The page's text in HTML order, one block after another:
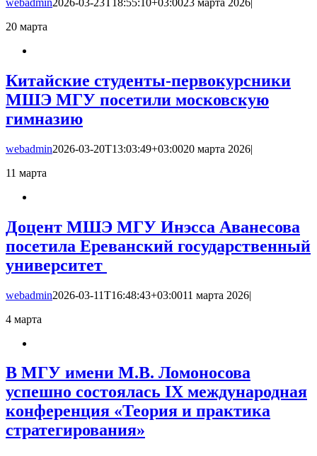
20 марта
Китайские студенты-первокурсники
МШЭ МГУ посетили московскую
гимназию
webadmin2026-03-20T13:03:49+03:0020 марта 2026|
11 марта
Доцент МШЭ МГУ Инэсса Аванесова
посетила Ереванский государственный
университет
webadmin2026-03-11T16:48:43+03:0011 марта 2026|
4 марта
В МГУ имени М.В. Ломоносова
успешно состоялась IX международная
конференция «Теория и практика
стратегирования»